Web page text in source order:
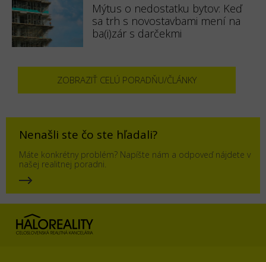
Mýtus o nedostatku bytov: Keď
sa trh s novostavbami mení na
ba(i)zár s darčekmi
ZOBRAZIŤ CELÚ PORADŇU/ČLÁNKY
Nenašli ste čo ste hľadali?
Máte konkrétny problém? Napíšte nám a odpoveď nájdete v
našej realitnej poradni.